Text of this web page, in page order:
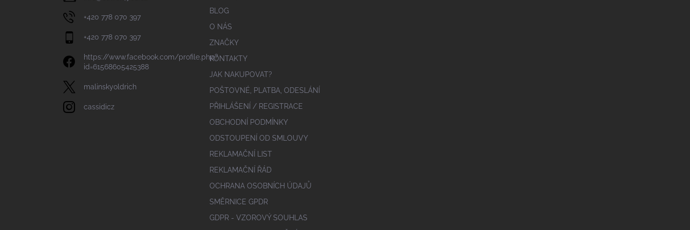
+420 778 070 397
+420 778 070 397
https://www.facebook.com/profile.php?
id=61568605425388
malinskyoldrich
cassidicz
BLOG
O NÁS
ZNAČKY
KONTAKTY
JAK NAKUPOVAT?
POŠTOVNÉ, PLATBA, ODESLÁNÍ
PŘIHLÁŠENÍ / REGISTRACE
OBCHODNÍ PODMÍNKY
ODSTOUPENÍ OD SMLOUVY
REKLAMAČNÍ LIST
REKLAMAČNÍ ŘÁD
OCHRANA OSOBNÍCH ÚDAJŮ
SMĚRNICE GPDR
GDPR - VZOROVÝ SOUHLAS